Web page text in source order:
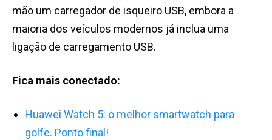
mão um carregador de isqueiro USB, embora a
maioria dos veículos modernos já inclua uma
ligação de carregamento USB.
Fica mais conectado:
Huawei Watch 5: o melhor smartwatch para
golfe. Ponto final!